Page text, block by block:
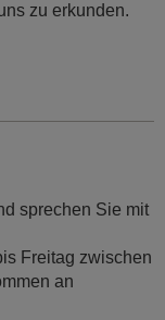
zu erkunden.
sprechen Sie mit
Freitag zwischen
an